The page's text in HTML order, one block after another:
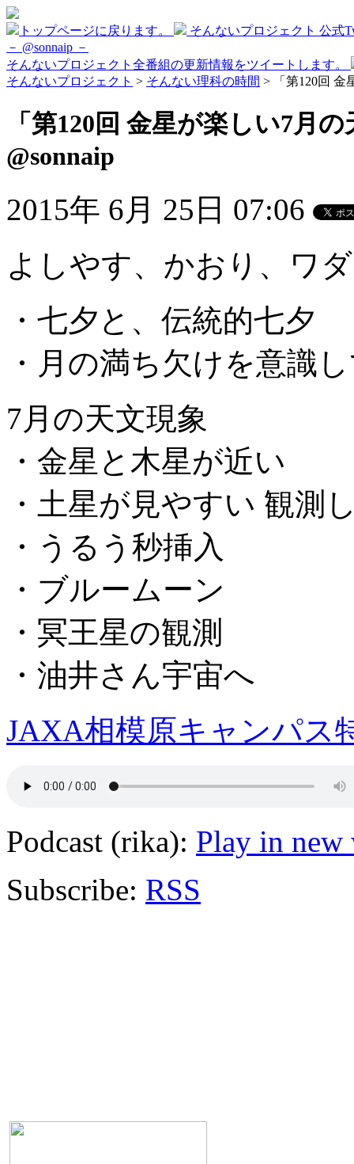
トップページに戻ります。
そんないプロジェクト 公式
－ @sonnaip －
そんないプロジェクト全番組の更新情報をツイートします。
そんないプロジェクト > そんない理科の時間 > 「第120回 金
「第120回 金星が楽しい7月
@sonnaip
2015年 6月 25日 07:06
よしやす、かおり、ワ
・七夕と、伝統的七夕
・月の満ち欠けを意識
7月の天文現象
・金星と木星が近い
・土星が見やすい 観測
・うるう秒挿入
・ブルームーン
・冥王星の観測
・油井さん宇宙へ
JAXA相模原キャンパス
Podcast (rika): Play in
Subscribe: RSS